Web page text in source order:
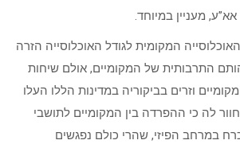
מעניין במיוחד.
המקומית לגודל האוכלוסייה הזרה
התרבותית של המקומיים, אולם שיחות
וזרים בביקוריה במדינות הללו העלו
לה כי ההפרדה בין המקומיים לתושבי
במרחב הפיזי, שהרי כולם נפגשים